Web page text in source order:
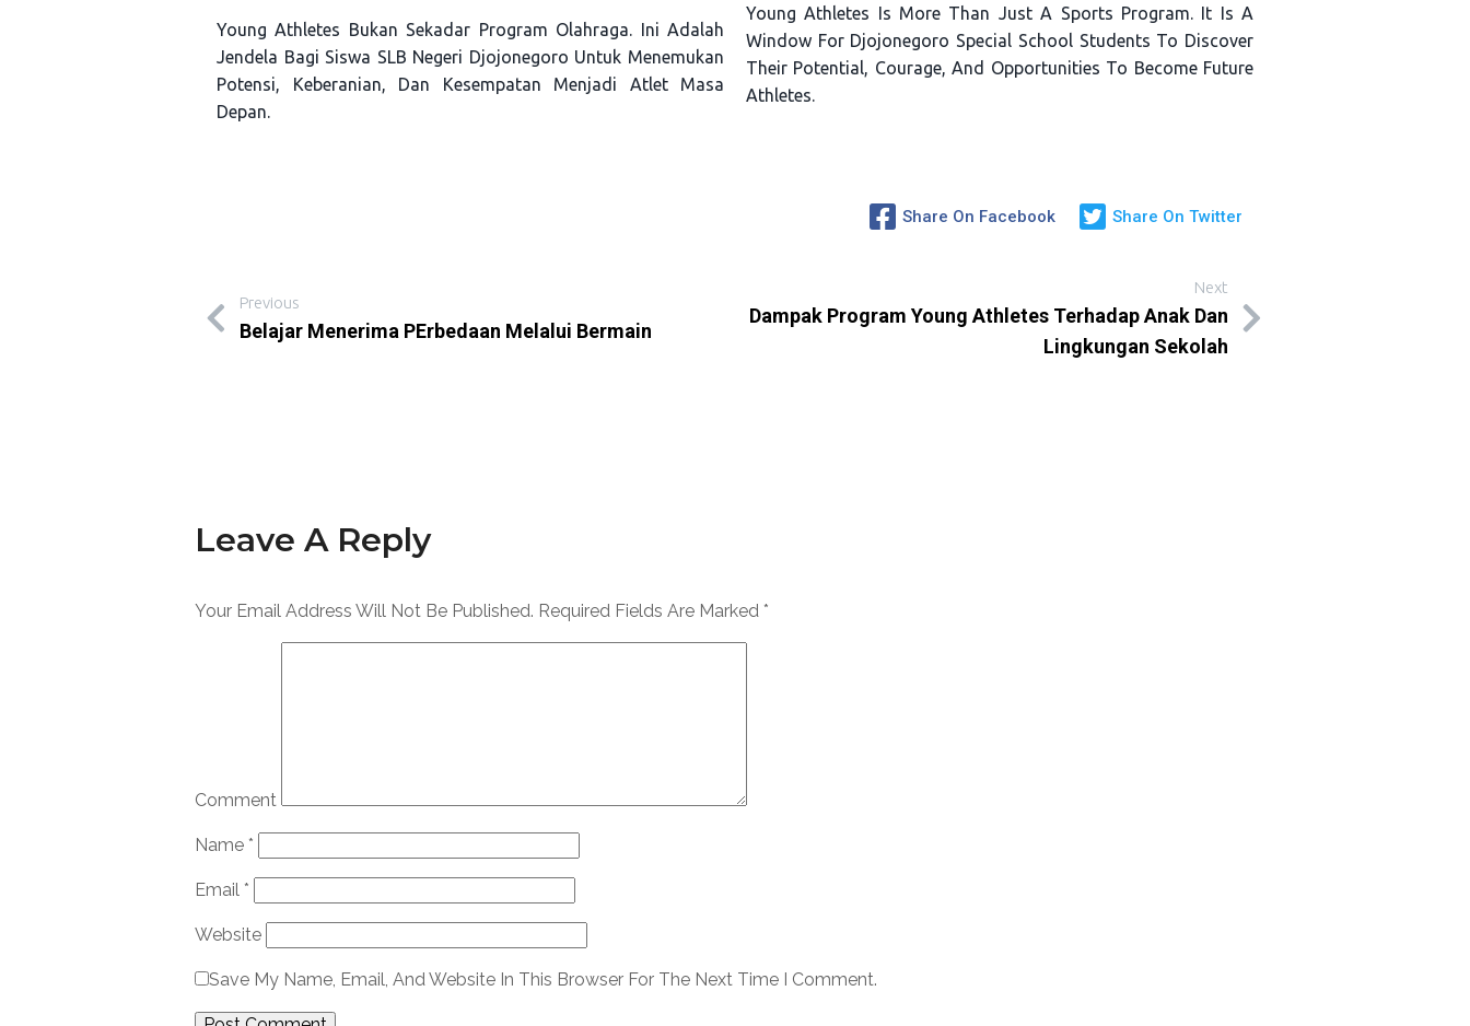
Young Athletes Bukan Sekadar Program Olahraga. Ini Adalah
Jendela Bagi Siswa SLB Negeri Djojonegoro Untuk Menemukan
Potensi, Keberanian, Dan Kesempatan Menjadi Atlet Masa
Depan.
Young Athletes Is More Than Just A Sports Program. It Is A
Window For Djojonegoro Special School Students To Discover
Their Potential, Courage, And Opportunities To Become Future
Athletes.
Share On Facebook Share On Twitter
Previous
Belajar Menerima PErbedaan Melalui Bermain
Next
Dampak Program Young Athletes Terhadap Anak Dan
Lingkungan Sekolah
Leave A Reply
Your Email Address Will Not Be Published. Required Fields Are Marked *
Comment
Name *
Email *
Website
Save My Name, Email, And Website In This Browser For The Next Time I Comment.